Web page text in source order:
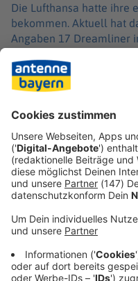
Die Lufthansa hatte ihre
bekommen. Aktuell hat
Angaben 17 Dreamliner
Lufthansa «ein
Nach Angaben des
Vorfall keine größeren